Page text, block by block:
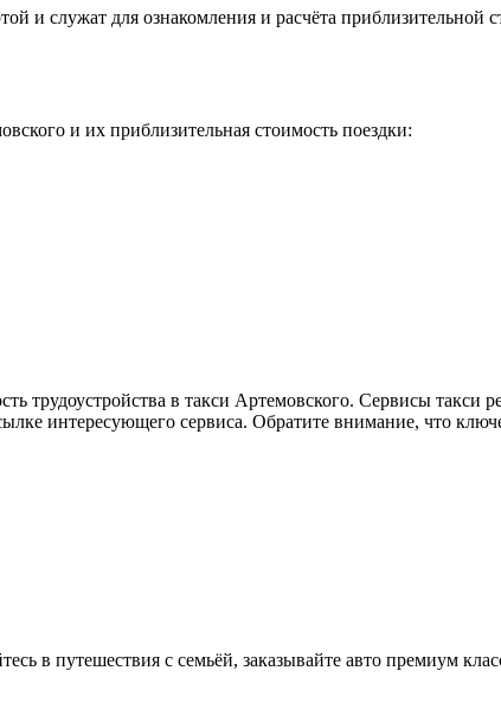
и служат для ознакомления и расчёта
и их приблизительная стоимость поездки:
трудоустройства в такси Артемовского. Сервисы такси
интересующего сервиса. Обратите внимание, что
в путешествия с семьёй, заказывайте авто премиум